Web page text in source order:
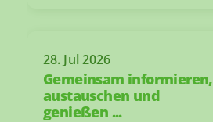
28. Jul 2026
Gemeinsam informieren,
austauschen und
genießen ...